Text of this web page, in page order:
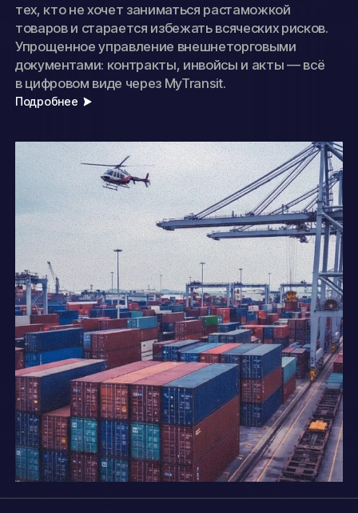
тех, кто не хочет заниматься растаможкой
товаров и старается избежать всяческих рисков.
Упрощенное управление внешнеторговыми
документами: контракты, инвойсы и акты — всё
в цифровом виде через MyTransit.
Подробнее